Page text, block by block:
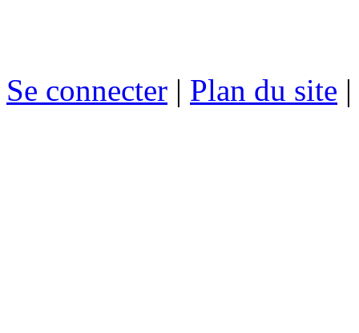
Se connecter | Plan du site |